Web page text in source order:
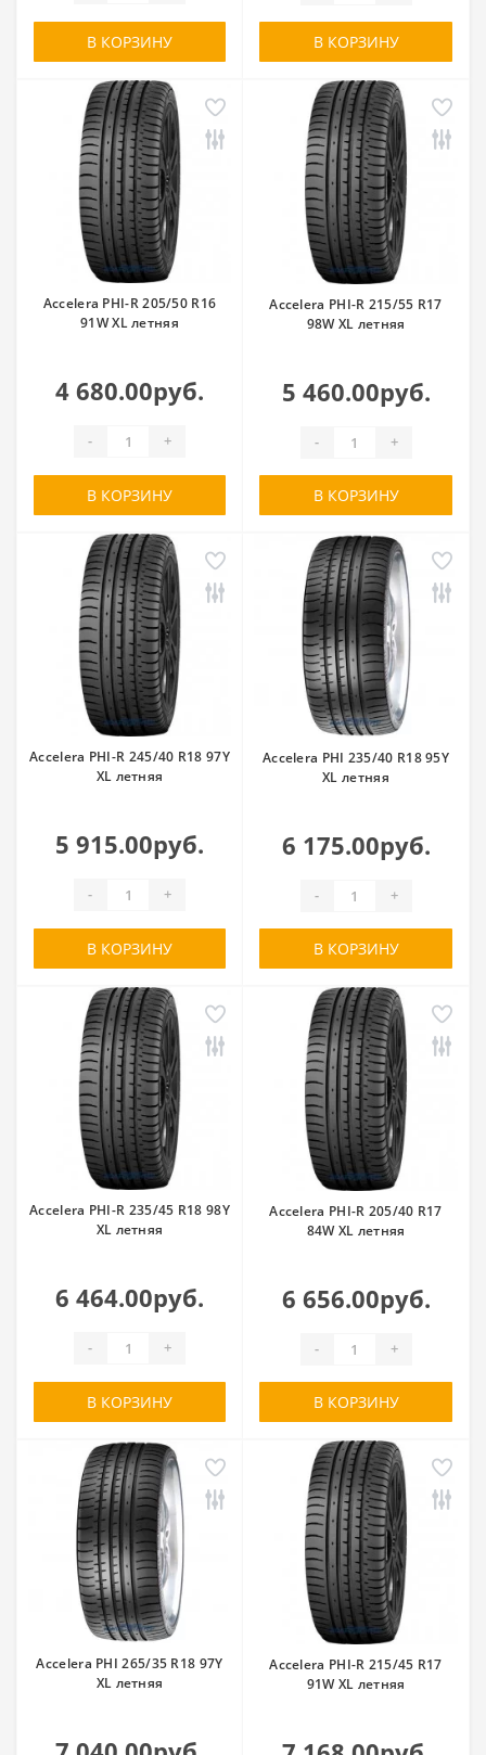
В КОРЗИНУ В КОРЗИНУ
Accelera PHI-R 205/50 R16
91W XL летняя
4 680.00руб.
- +
В КОРЗИНУ
Accelera PHI-R 215/55 R17
98W XL летняя
5 460.00руб.
- +
В КОРЗИНУ
Accelera PHI-R 245/40 R18 97Y
XL летняя
5 915.00руб.
- +
В КОРЗИНУ
Accelera PHI 235/40 R18 95Y
XL летняя
6 175.00руб.
- +
В КОРЗИНУ
Accelera PHI-R 235/45 R18 98Y
XL летняя
6 464.00руб.
- +
В КОРЗИНУ
Accelera PHI-R 205/40 R17
84W XL летняя
6 656.00руб.
- +
В КОРЗИНУ
Accelera PHI 265/35 R18 97Y
XL летняя
Accelera PHI-R 215/45 R17
91W XL летняя